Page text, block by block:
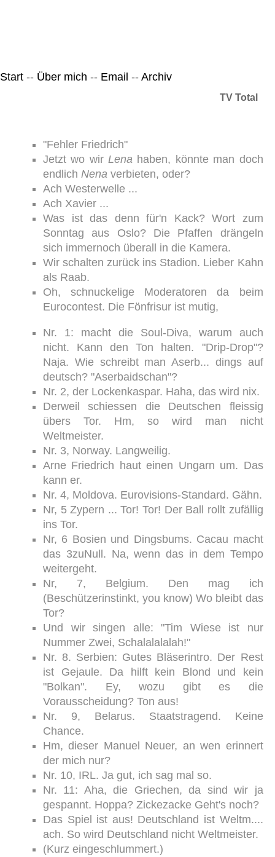
Start -- Über mich -- Email -- Archiv
TV Total
"Fehler Friedrich"
Jetzt wo wirLena haben, könnte man doch
endlich Nena verbieten, oder?
Ach Westerwelle ...
Ach Xavier ...
Was ist das denn für'n Kack? Wort zum
Sonntag aus Oslo? Die Pfaffen drängeln
sich immernoch überall in die Kamera.
Wir schalten zurück ins Stadion. Lieber Kahn
als Raab.
Oh, schnuckelige Moderatoren da beim
Eurocontest. Die Fönfrisur ist mutig,
Nr. 1: macht die Soul-Diva, warum auch
nicht. Kann den Ton halten. "Drip-Drop"?
Naja. Wie schreibt man Aserb... dings auf
deutsch? "Aserbaidschan"?
Nr. 2, der Lockenkaspar. Haha, das wird nix.
Derweil schiessen die Deutschen fleissig
übers Tor. Hm, so wird man nicht
Weltmeister.
Nr. 3, Norway. Langweilig.
Arne Friedrich haut einen Ungarn um. Das
kann er.
Nr. 4, Moldova. Eurovisions-Standard. Gähn.
Nr, 5 Zypern ... Tor! Tor! Der Ball rollt zufällig
ins Tor.
Nr, 6 Bosien und Dingsbums. Cacau macht
das 3zuNull. Na, wenn das in dem Tempo
weitergeht.
Nr, 7, Belgium. Den mag ich
(Beschützerinstinkt, you know) Wo bleibt das
Tor?
Und wir singen alle: "Tim Wiese ist nur
Nummer Zwei, Schalalalalah!"
Nr. 8. Serbien: Gutes Bläserintro. Der Rest
ist Gejaule. Da hilft kein Blond und kein
"Bolkan". Ey, wozu gibt es die
Vorausscheidung? Ton aus!
Nr. 9, Belarus. Staatstragend. Keine
Chance.
Hm, dieser Manuel Neuer, an wen erinnert
der mich nur?
Nr. 10, IRL. Ja gut, ich sag mal so.
Nr. 11: Aha, die Griechen, da sind wir ja
gespannt. Hoppa? Zickezacke Geht's noch?
Das Spiel ist aus! Deutschland ist Weltm....
ach. So wird Deutschland nicht Weltmeister.
(Kurz eingeschlummert.)